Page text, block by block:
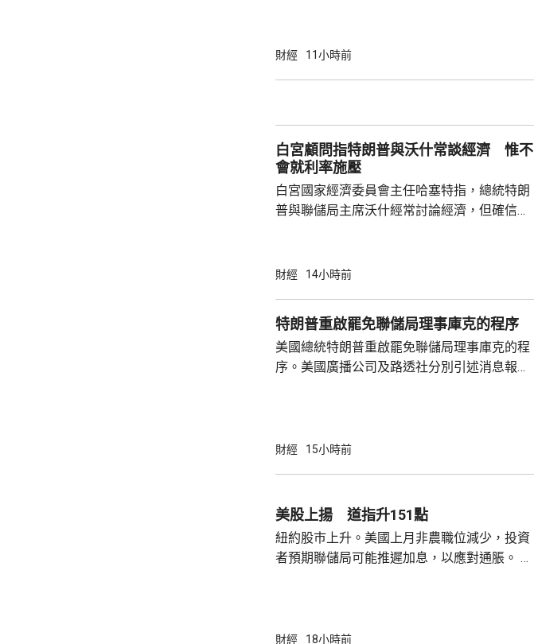
時，亦已帶同內地及香港企業隨團，簽訂96份
總部或公司，並在香港作籌融資，相信對香港
整體經濟有幫助，他下周出訪馬來...
財經 11小時前
白宮顧問指特朗普與沃什常談經濟 惟不
會就利率施壓
白宮國家經濟委員會主任哈塞特指，總統特朗
普與聯儲局主席沃什經常討論經濟，但確信特
什和特朗普長期以來關係非常密切，一直會討
見，令外界質疑特朗普可能試圖影響聯儲局決
策。不過日程顯示，沃什6月沒與特朗普通話
或會談，只是與財長貝森特進行三次早餐
財經 14小時前
特朗普重啟罷免聯儲局理事庫克的程序
美國總統特朗普重啟罷免聯儲局理事庫克的程
序。美國廣播公司及路透社分別引述消息報
事的誠信產生質疑，因此特朗普正考慮撒銷她
何正當理由可以解除庫克的職務。 特朗普去年
8月底亦曾以欺詐抵押貸款為由，解除庫...
財經 15小時前
美股上揚 道指升151點
紐約股巿上升。美國上月非農職位減少，投資
者預期聯儲局可能推遲加息，以應對通脹。 道
上升47點。 總計整個星期，納指上升5.2%。
財經 18小時前